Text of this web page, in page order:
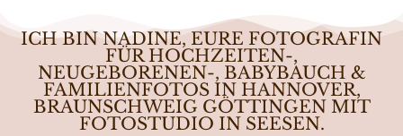
ICH BIN NADINE, EURE FOTOGRAFIN
FÜR HOCHZEITEN-,
NEUGEBORENEN-, BABYBAUCH &
FAMILIENFOTOS IN HANNOVER,
BRAUNSCHWEIG GÖTTINGEN MIT
FOTOSTUDIO IN SEESEN.